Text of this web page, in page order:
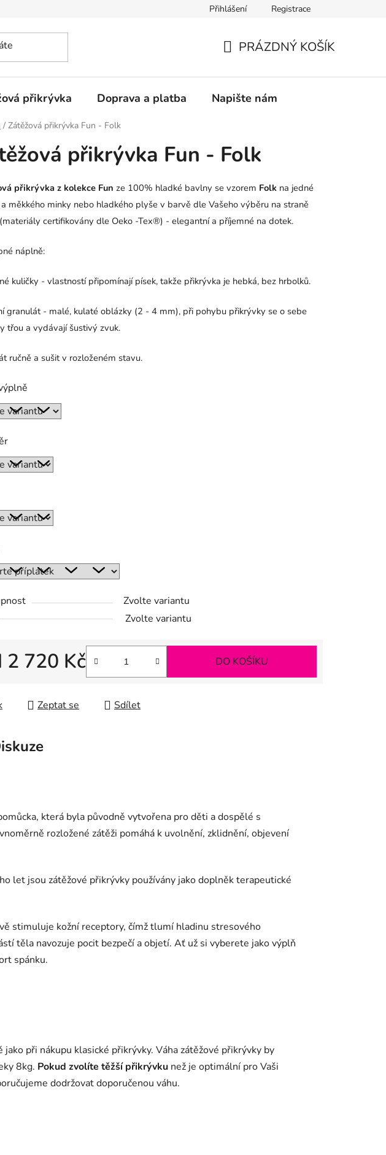
Přihlášení Registrace
KOŠÍK
PRÁZDNÝ KOŠÍK
přikrývka Doprava a platba Napište nám
/ Zátěžová přikrývka Fun - Folk
přikrývka Fun - Folk
přikrývka z kolekce Fun ze 100% hladké bavlny se vzorem Folk na jedné
měkkého minky nebo hladkého plyše v barvě dle Vašeho výběru na straně
certifikovány dle Oeko -Tex®) - elegantní a příjemné na dotek.
náplně:
kuličky - vlastností připomínají písek, takže přikrývka je hebká, bez hrbolků.
granulát - malé, kulaté oblázky (2 - 4 mm), při pohybu přikrývky se o sebe
třou a vydávají šustivý zvuk.
ručně a sušit v rozloženém stavu.
Zvolte variantu
Zvolte variantu
2 720 Kč DO KOŠÍKU
Zeptat se Sdílet
která byla původně vytvořena pro děti a dospělé s
rozložené zátěži pomáhá k uvolnění, zklidnění, objevení
let jsou zátěžové přikrývky používány jako doplněk terapeutické
stimuluje kožní receptory, čímž tlumí hladinu stresového
těla navozuje pocit bezpečí a objetí. Ať už si vyberete jako výplň
spánku.
při nákupu klasické přikrývky. Váha zátěžové přikrývky by
8kg. Pokud zvolíte těžší přikrývku než je optimální pro Vaši
dodržovat doporučenou váhu.